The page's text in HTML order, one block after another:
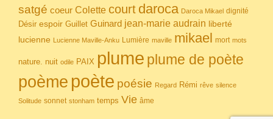
satgé coeur Colette court daroca Daroca Mikael dignité
Désir espoir Guillet Guinard jean-marie audrain liberté
lucienne Lucienne Maville-Anku Lumière maville mikael mort mots
nature. nuit odile PAIX plume plume de poète
poème poète poésie Regard Rémi rêve silence
Solitude sonnet stonham temps Vie âme